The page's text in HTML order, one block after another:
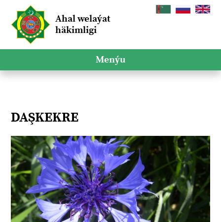
Ahal welaýat
häkimligi
Menýu
DAŞKEKRE